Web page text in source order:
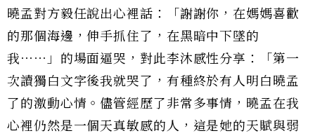
曉孟對方毅任說出心裡話：「謝謝你，在媽媽喜歡
的那個海邊，伸手抓住了，在黑暗中下墜的
我⋯⋯」的場面逼哭，對此李沐感性分享：「第一
次讀獨白文字後我就哭了，有種終於有人明白曉孟
了的激動心情。儘管經歷了非常多事情，曉孟在我
心裡仍然是一個天真敏感的人，這是她的天賦與弱